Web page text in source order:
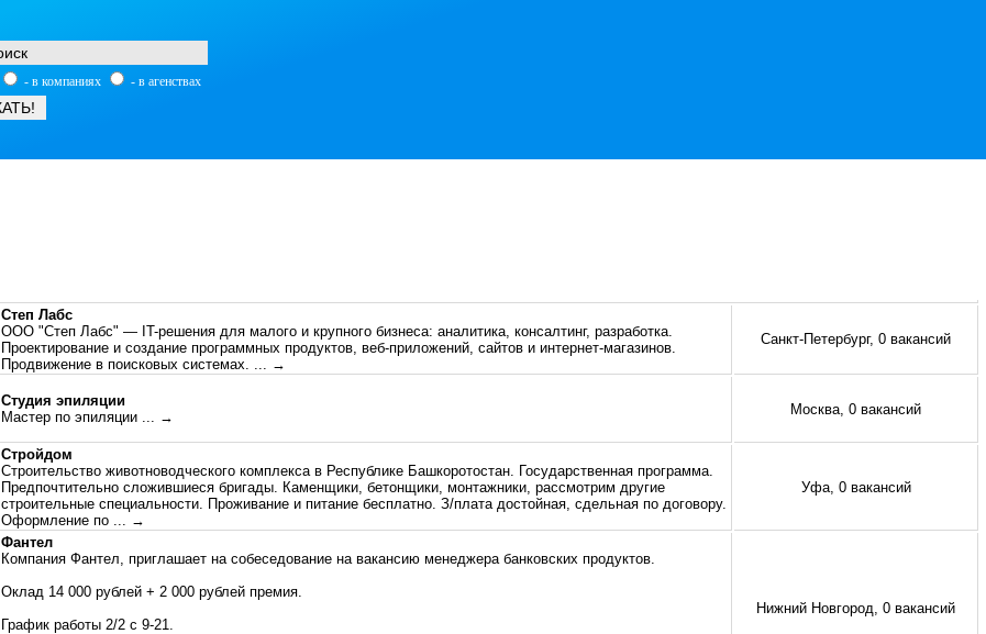
- в компаниях - в агенствах
Степ Лабс
ООО "Степ Лабс" — IT-решения для малого и крупного бизнеса: аналитика, консалтинг, разработка.
Проектирование и создание программных продуктов, веб-приложений, сайтов и интернет-магазинов.
Продвижение в поисковых системах.
... →
Санкт-Петербург, 0 вакансий
Студия эпиляции
Мастер по эпиляции
... → Москва, 0 вакансий
Стройдом
Строительство животноводческого комплекса в Республике Башкоротостан. Государственная программа.
Предпочтительно сложившиеся бригады. Каменщики, бетонщики, монтажники, рассмотрим другие
строительные специальности. Проживание и питание бесплатно. З/плата достойная, сдельная по договору.
Оформление по
... →
Уфа, 0 вакансий
Фантел
Компания Фантел, приглашает на собеседование на вакансию менеджера банковских продуктов.
Оклад 14 000 рублей + 2 000 рублей премия.
График работы 2/2 с 9-21.
Нижний Новгород, 0 вакансий